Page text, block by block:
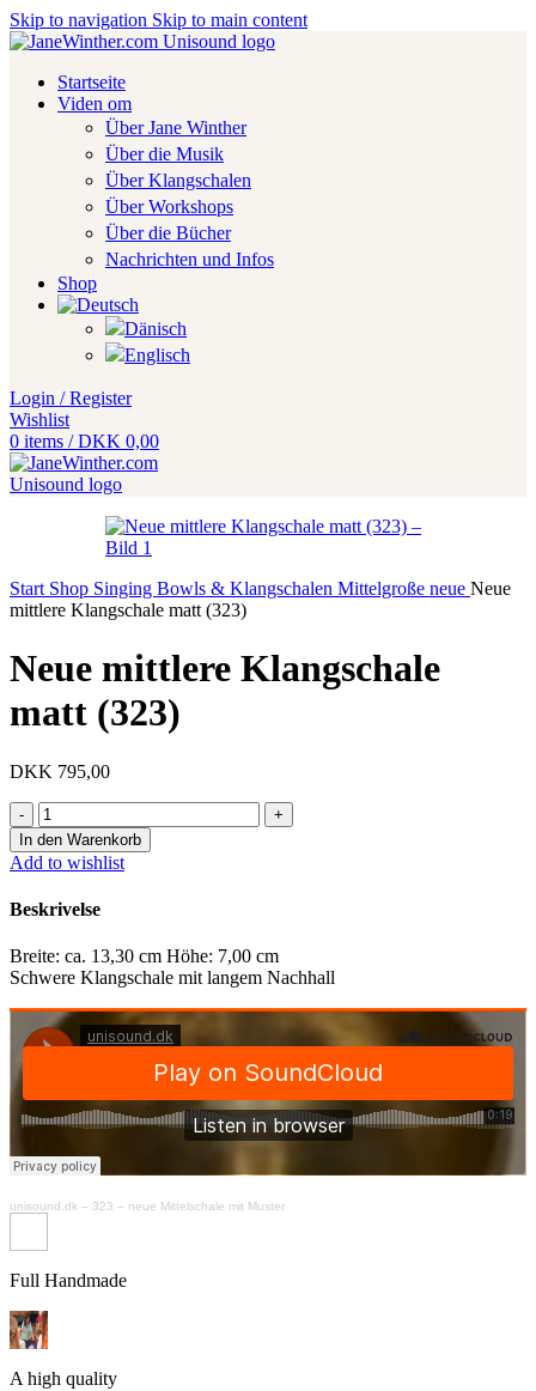
Skip to navigation Skip to main content
Startseite
Viden om
Über Jane Winther
Über die Musik
Über Klangschalen
Über Workshops
Über die Bücher
Nachrichten und Infos
Shop
Login / Register
Wishlist
0 items / DKK 0,00
Start Shop Singing Bowls & Klangschalen Mittelgroße neue Neue
mittlere Klangschale matt (323)
Neue mittlere Klangschale
matt (323)
DKK 795,00
Neue
mittlere
Klangschale
matt
(323)
Menge
In den Warenkorb
Add to wishlist
Beskrivelse
Breite: ca. 13,30 cm Höhe: 7,00 cm
Schwere Klangschale mit langem Nachhall
unisound.dk – 323 – neue Mittelschale mit Muster
Full Handmade
A high quality